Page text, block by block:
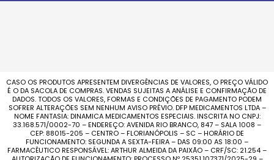
CASO OS PRODUTOS APRESENTEM DIVERGÊNCIAS DE VALORES, O PREÇO VÁLIDO
É O DA SACOLA DE COMPRAS. VENDAS SUJEITAS A ANÁLISE E CONFIRMAÇÃO DE
DADOS. TODOS OS VALORES, FORMAS E CONDIÇÕES DE PAGAMENTO PODEM
SOFRER ALTERAÇÕES SEM NENHUM AVISO PRÉVIO. DFP MEDICAMENTOS LTDA –
NOME FANTASIA: DINAMICA MEDICAMENTOS ESPECIAIS. INSCRITA NO CNPJ:
33.168.571/0002-70 – ENDEREÇO: AVENIDA RIO BRANCO, 847 – SALA 1008 –
CEP: 88015-205 – CENTRO – FLORIANÓPOLIS – SC – HORÁRIO DE
FUNCIONAMENTO: SEGUNDA A SEXTA-FEIRA – DAS 09:00 AS 18:00 –
FARMACÊUTICO RESPONSÁVEL: ARTHUR ALMEIDA DA PAIXÃO – CRF/SC: 21.254 –